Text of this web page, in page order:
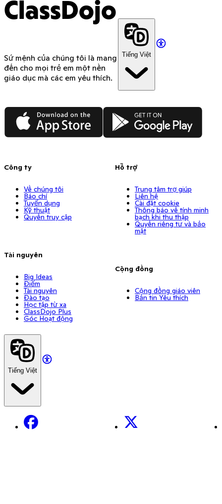
ClassDojo
Sứ mệnh của chúng tôi là mang
đến cho mọi trẻ em một nền
giáo dục mà các em yêu thích.
Tiếng Việt
App Store Google Play
Công ty
Về chúng tôi
Báo chí
Tuyển dụng
Kỹ thuật
Quyền truy cập
Tài nguyên
Big Ideas
Điểm
Tài nguyên
Đào tạo
Học tập từ xa
ClassDojo Plus
Góc Hoạt động
Hỗ trợ
Trung tâm trợ giúp
Liên hệ
Cài đặt cookie
Thông báo về tính minh
bạch khi thu thập
Quyền riêng tư và bảo
mật
Cộng đồng
Cộng đồng giáo viên
Bản tin Yêu thích
Tiếng Việt
Facebook X